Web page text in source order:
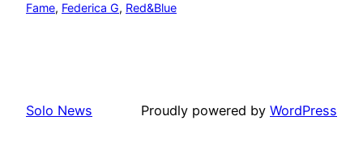
Fame, Federica G, Red&Blue
Solo News Proudly powered by WordPress